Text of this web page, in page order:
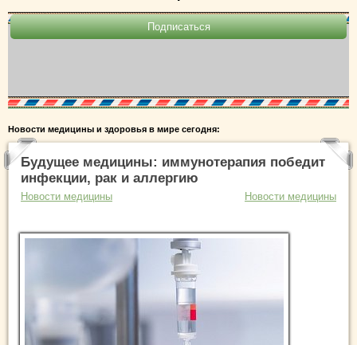
Новости медицины и здоровья в мире сегодня:
Будущее медицины: иммунотерапия победит
инфекции, рак и аллергию
Новости медицины Новости медицины